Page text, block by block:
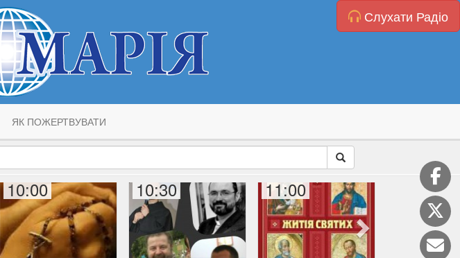
Слухати Радіо
ЯК ПОЖЕРТВУВАТИ
10:00 10:30 11:00 11:20